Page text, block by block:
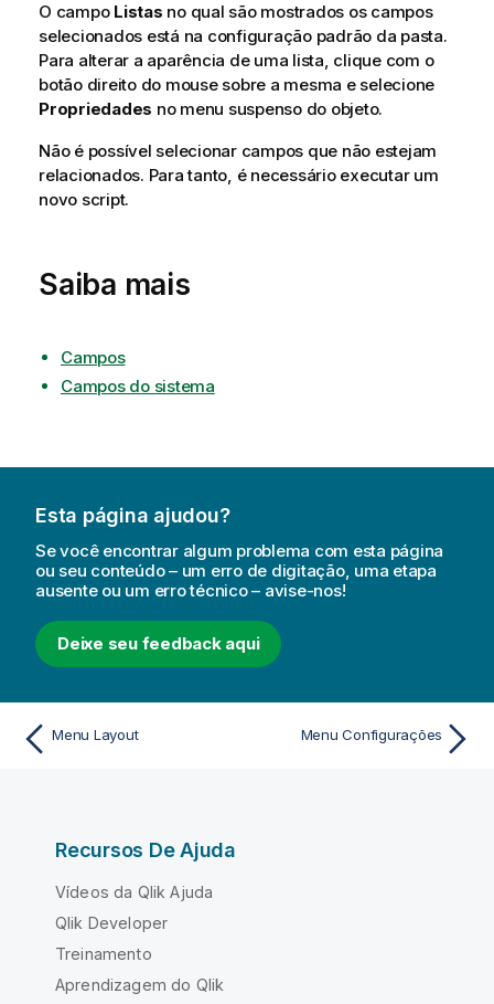
O campo Listas no qual são mostrados os campos
selecionados está na configuração padrão da pasta.
Para alterar a aparência de uma lista, clique com o
botão direito do mouse sobre a mesma e selecione
Propriedades no menu suspenso do objeto.
Não é possível selecionar campos que não estejam
relacionados. Para tanto, é necessário executar um
novo script.
Saiba mais
Campos
Campos do sistema
Esta página ajudou?
Se você encontrar algum problema com esta página
ou seu conteúdo – um erro de digitação, uma etapa
ausente ou um erro técnico – avise-nos!
Deixe seu feedback aqui
Menu Layout Menu Configurações
Recursos De Ajuda
Vídeos da Qlik Ajuda
Qlik Developer
Treinamento
Aprendizagem do Qlik